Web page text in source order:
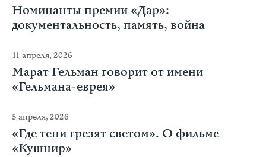
Номинанты премии «Дар»:
документальность, память, война
11 апреля, 2026
Марат Гельман говорит от имени
«Гельмана-еврея»
5 апреля, 2026
«Где тени грезят светом». О фильме
«Кушнир»